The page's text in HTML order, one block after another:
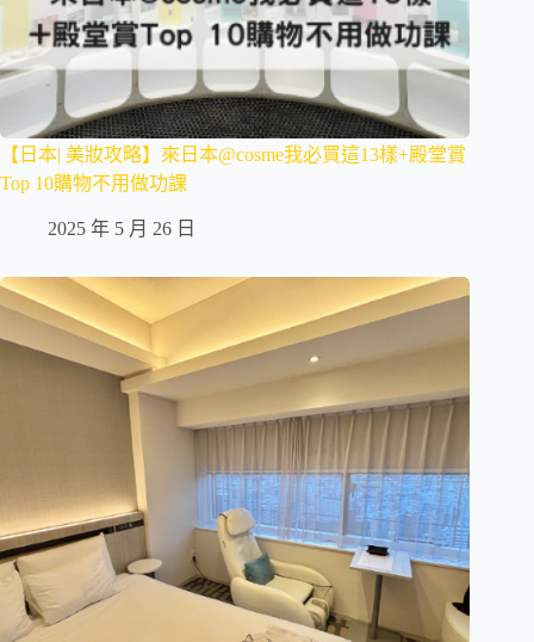
【日本| 美妝攻略】來日本@cosme我必買這13樣+殿堂賞
Top 10購物不用做功課
2025 年 5 月 26 日